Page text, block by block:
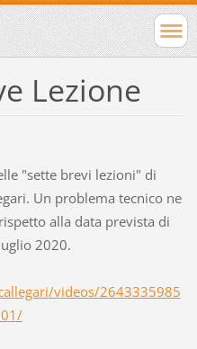
Lezione
"sette brevi lezioni" di
Un problema tecnico ne
alla data prevista di
2020.
videos/2643335985